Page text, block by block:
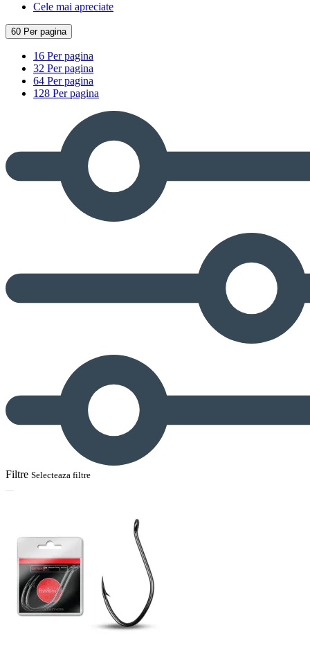
Cele mai apreciate
60 Per pagina
16 Per pagina
32 Per pagina
64 Per pagina
128 Per pagina
Filtre Selecteaza filtre